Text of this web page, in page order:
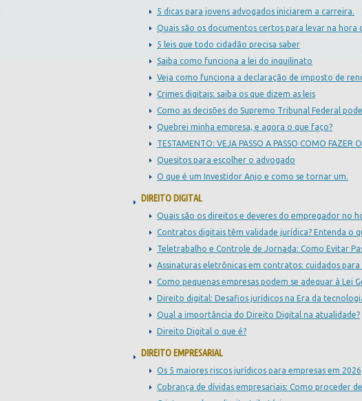
5 dicas para jovens advogados iniciarem a carreira.
Quais são os documentos certos para levar na hora
5 leis que todo cidadão precisa saber
Saiba como funciona a lei do inquilinato
Veja como funciona a declaração de imposto de
Crimes digitais: saiba os que dizem as leis
Como as decisões do Supremo Tribunal Federal
Quebrei minha empresa, e agora o que faço?
TESTAMENTO: VEJA PASSO A PASSO COMO FAZER O
Quesitos para escolher o advogado
O que é um Investidor Anjo e como se tornar um.
DIREITO DIGITAL
Quais são os direitos e deveres do empregador no
Contratos digitais têm validade jurídica? Entenda o
Teletrabalho e Controle de Jornada: Como Evitar
Assinaturas eletrônicas em contratos: cuidados
Como pequenas empresas podem se adequar à Lei
Direito digital: Desafios jurídicos na Era da
Qual a importância do Direito Digital na atualidade?
Direito Digital o que é?
DIREITO EMPRESARIAL
Os 5 maiores riscos jurídicos para empresas em 2026
Cobrança de dívidas empresariais: Como proceder